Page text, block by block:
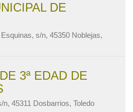
DE
s/n, 45350 Noblejas,
3ª EDAD DE
45311 Dosbarrios, Toledo